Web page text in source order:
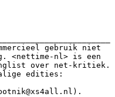
gebruik niet
<nettime-nl> is een
over net-kritiek.
edities: